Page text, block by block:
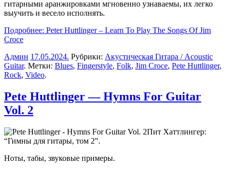
гитарными аранжировками мгновенно узнаваемы, их легко
выучить и весело исполнять.
Подробнее: Peter Huttlinger – Learn To Play The Songs Of Jim
Croce
Админ 17.05.2024. Рубрики: Акустическая Гитара / Acoustic
Guitar. Метки: Blues, Fingerstyle, Folk, Jim Croce, Pete Huttlinger,
Rock, Video.
Pete Huttlinger — Hymns For Guitar
Vol. 2
Пит Хаттлингер:
“Гимны для гитары, том 2”.
Ноты, табы, звуковые примеры.